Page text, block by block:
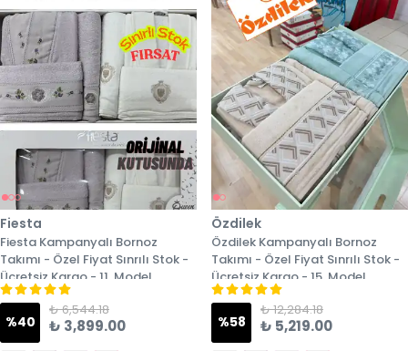
Fiesta
Fiesta Kampanyalı Bornoz
Takımı - Özel Fiyat Sınrılı Stok -
Ücretsiz Kargo - 11. Model
%40
₺ 6,544.18
₺ 3,899.00
Özdilek
Özdilek Kampanyalı Bornoz
Takımı - Özel Fiyat Sınrılı Stok -
Ücretsiz Kargo - 15. Model
%58
₺ 12,284.18
₺ 5,219.00